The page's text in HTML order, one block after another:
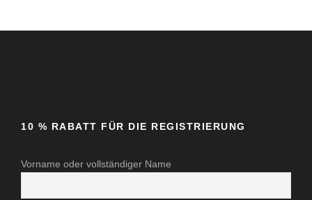
10 % RABATT FÜR DIE REGISTRIERUNG
Vorname oder vollständiger Name